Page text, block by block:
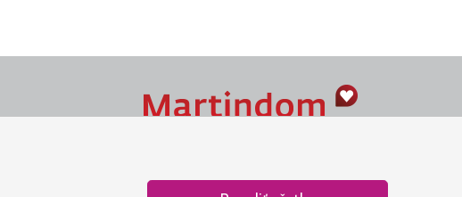
ktoré pomáha nájsť vzťah s Bohom.